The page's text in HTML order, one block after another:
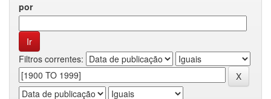
por
Filtros correntes: